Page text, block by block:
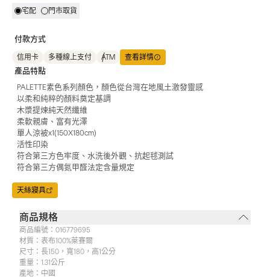
宅配 門市取貨
付款方式
信用卡 多種線上支付 ATM 查看詳情
產品特點
PALETTE素色系列顏色，顏色從台灣在地風土激發靈感
以柔和純粹的顏料奠定基調
木漿提煉純天然纖維
柔軟親膚、富有光澤
單人涼被x1(150X180cm)
活性印染
符合第三方色牢度、水洗後外觀、抗起毬測試
符合第三方偶氮甲醛法定含量規定
天絲寢具
商品規格
商品編號： 016779695
材質： 表布100%萊賽爾
尺寸： 長150，寬180，高1公分
重量： 1.31公斤
產地： 中國